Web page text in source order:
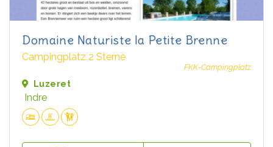
Domaine Naturiste la Petite Brenne
Campingplatz 2 Sterne
FKK-Campingplatz
Luzeret
Indre